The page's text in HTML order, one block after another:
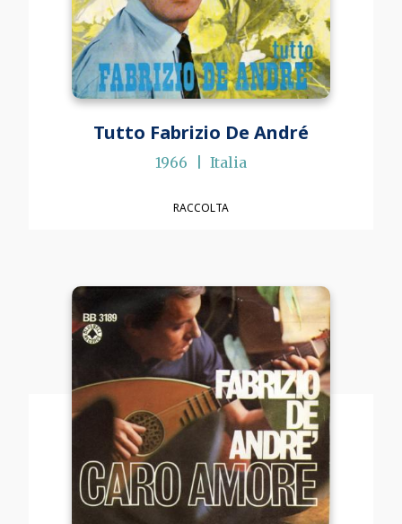
Tutto Fabrizio De André
1966 Italia
RACCOLTA